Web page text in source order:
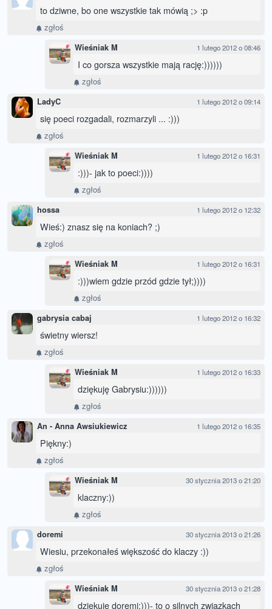
to dziwne, bo one wszystkie tak mówią ;> :p
zgłoś
Wieśniak M 1 lutego 2012 o 08:46
I co gorsza wszystkie mają rację:))))))
zgłoś
LadyC 1 lutego 2012 o 09:14
się poeci rozgadali, rozmarzyli ... :)))
zgłoś
Wieśniak M 1 lutego 2012 o 16:31
:)))- jak to poeci:))))
zgłoś
hossa 1 lutego 2012 o 12:32
Wieś:) znasz się na koniach? ;)
zgłoś
Wieśniak M 1 lutego 2012 o 16:31
:)))wiem gdzie przód gdzie tył;))))
zgłoś
gabrysia cabaj 1 lutego 2012 o 16:32
świetny wiersz!
zgłoś
Wieśniak M 1 lutego 2012 o 16:33
dziękuję Gabrysiu:))))))
zgłoś
An - Anna Awsiukiewicz 1 lutego 2012 o 16:35
Piękny:)
zgłoś
Wieśniak M 30 stycznia 2013 o 21:20
klaczny:))
zgłoś
doremi 30 stycznia 2013 o 21:26
Wiesiu, przekonałeś większość do klaczy :))
zgłoś
Wieśniak M 30 stycznia 2013 o 21:28
dziękuję doremi:)))- to o silnych związkach